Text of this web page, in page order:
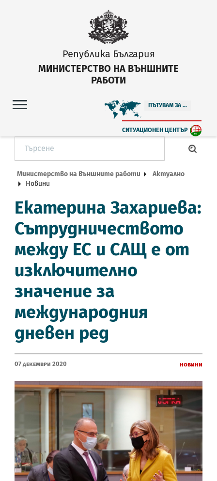
Република България
МИНИСТЕРСТВО НА ВЪНШНИТЕ
РАБОТИ
ПЪТУВАМ ЗА ...
СИТУАЦИОНЕН ЦЕНТЪР
Министерство на външните работи
Актуално
Новини
Екатерина Захариева:
Сътрудничеството
между ЕС и САЩ е от
изключително
значение за
международния
дневен ред
07 Декември 2020 Новини